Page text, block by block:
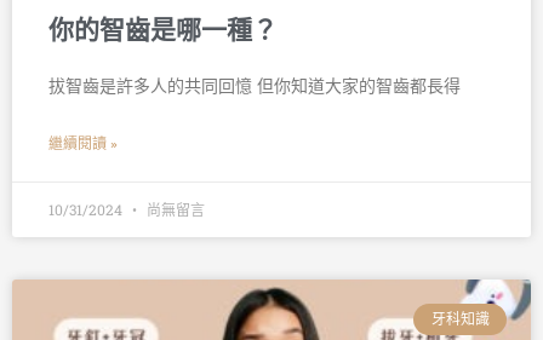
你的智齒是哪一種？
拔智齒是許多人的共同回憶 但你知道大家的智齒都長得
繼續閱讀 »
10/31/2024 尚無留言
牙科知識